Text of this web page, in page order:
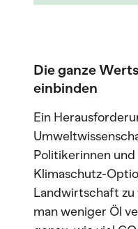
Die ganze
einbinden
Ein
Politikerinnen
Klimaschutz-
Landwirtschaft zu
man weniger Öl